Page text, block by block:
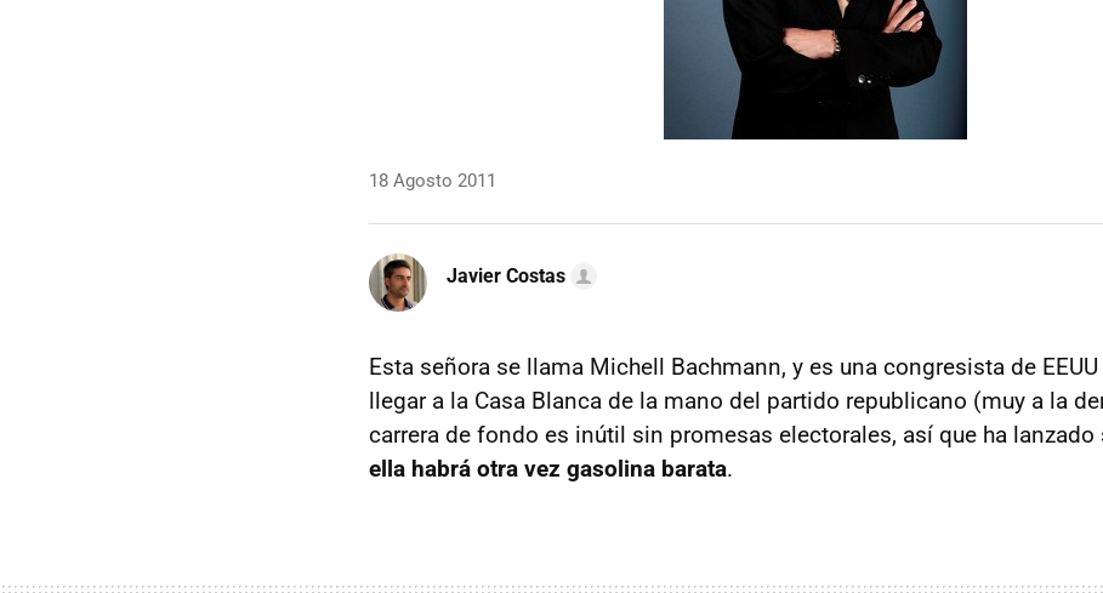
18 Agosto 2011
Javier Costas
Esta señora se llama Michell Bachmann, y es una congresista de EEUU
llegar a la Casa Blanca de la mano del partido republicano (muy a la
carrera de fondo es inútil sin promesas electorales, así que ha lanzado
ella habrá otra vez gasolina barata.